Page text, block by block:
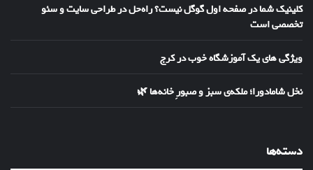
کلینیک شما در صفحه اول گوگل نیست؟ راه‌حل در طراحی سایت و سئو
تخصصی است
ویژگی های یک آموزشگاه خوب در کرج
نخل شامادورا؛ ملکه‌ی سبز و صبورِ خانه‌ها 🌿
دسته‌ها